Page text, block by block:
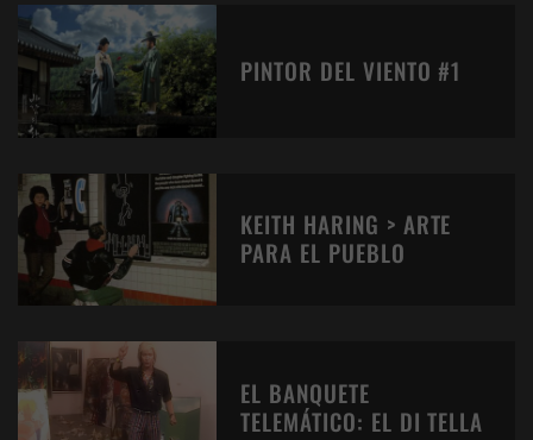
PINTOR DEL VIENTO #1
KEITH HARING > ARTE
PARA EL PUEBLO
EL BANQUETE
TELEMÁTICO: EL DI TELLA